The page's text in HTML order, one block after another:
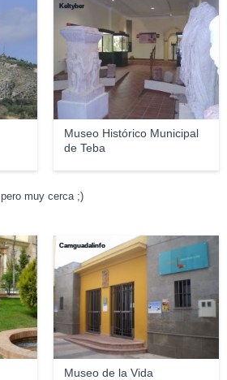
Museo Histórico Municipal
de Teba
Keltyber
pero muy cerca ;)
Museo de la Vida
Camguadalinfo